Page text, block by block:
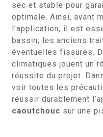
sec et stable pour
optimale. Ainsi, avant
l’application, il est
bassin, les anciens
éventuelles fissures.
climatiques jouent un
réussite du projet.
voir toutes les
réussir durablement
caoutchouc sur une